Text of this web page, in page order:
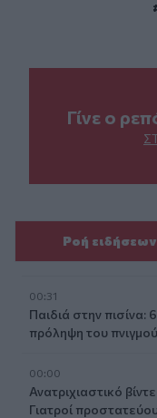
Γίνε ο
Ροή ειδήσεων
00:31
Παιδιά στην πισίνα:
πρόληψη του πνιγμού
00:00
Ανατριχιαστικό
Γιατροί